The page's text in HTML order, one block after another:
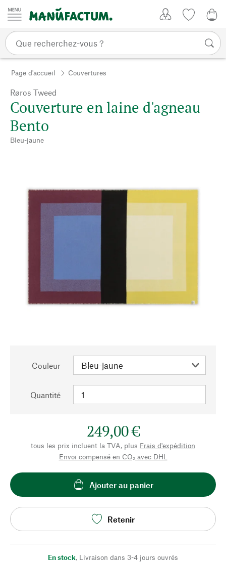
Passer au contenu
Page d'accueil Couvertures
Røros Tweed
Couverture en laine d'agneau
Bento
Bleu-jaune
Couleur
Quantité
249,00 €
tous les prix incluent la TVA, plus Frais d'expédition
Envoi compensé en CO₂ avec DHL
Ajouter au panier
Retenir
En stock, Livraison dans 3-4 jours ouvrés